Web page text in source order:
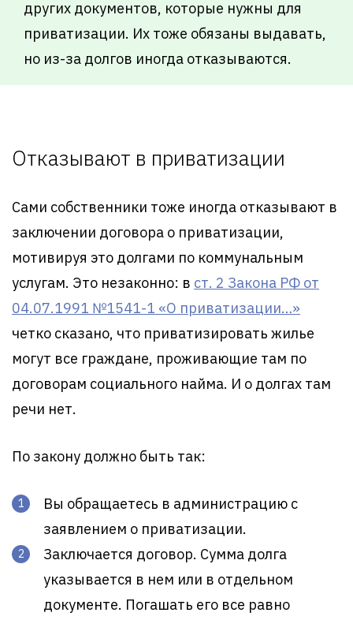
других документов, которые нужны для
приватизации. Их тоже обязаны выдавать,
но из-за долгов иногда отказываются.
Отказывают в приватизации
Сами собственники тоже иногда отказывают в
заключении договора о приватизации,
мотивируя это долгами по коммунальным
услугам. Это незаконно: в ст. 2 Закона РФ от
04.07.1991 №1541-1 «О приватизации…»
четко сказано, что приватизировать жилье
могут все граждане, проживающие там по
договорам социального найма. И о долгах там
речи нет.
По закону должно быть так:
Вы обращаетесь в администрацию с
заявлением о приватизации.
Заключается договор. Сумма долга
указывается в нем или в отдельном
документе. Погашать его все равно